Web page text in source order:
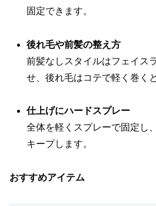
固定できます。
後れ毛や前髪の整え方
前髪なしスタイルはフェイス
せ、後れ毛はコテで軽く巻く
仕上げにハードスプレー
全体を軽くスプレーで固定し
キープします。
おすすめアイテム